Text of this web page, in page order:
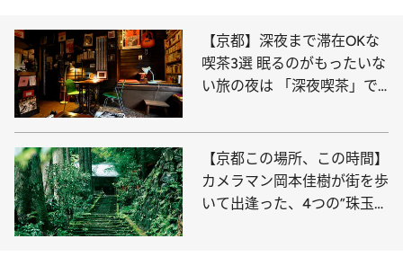
【京都】深夜まで滞在OKな
喫茶3選 眠るのがもったいな
い旅の夜は 「深夜喫茶」で
【京都この場所、この時間】
カメラマン岡本佳樹が街を歩
いて出逢った、4つの”珠玉の